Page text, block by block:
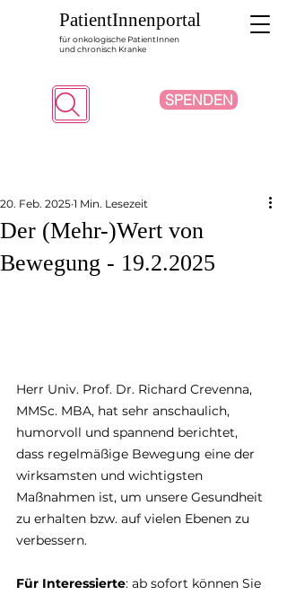
PatientInnenportal
für onkologische PatientInnen
und chronisch Kranke
Suche SPENDEN
Der (Mehr-)Wert von
Bewegung - 19.2.2025
20. Feb. 2025 1 Min. Lesezeit
Herr Univ. Prof. Dr. Richard Crevenna,
MMSc. MBA, hat sehr anschaulich,
humorvoll und spannend berichtet,
dass regelmäßige Bewegung eine der
wirksamsten und wichtigsten
Maßnahmen ist, um unsere Gesundheit
zu erhalten bzw. auf vielen Ebenen zu
verbessern.
Für Interessierte: ab sofort können Sie